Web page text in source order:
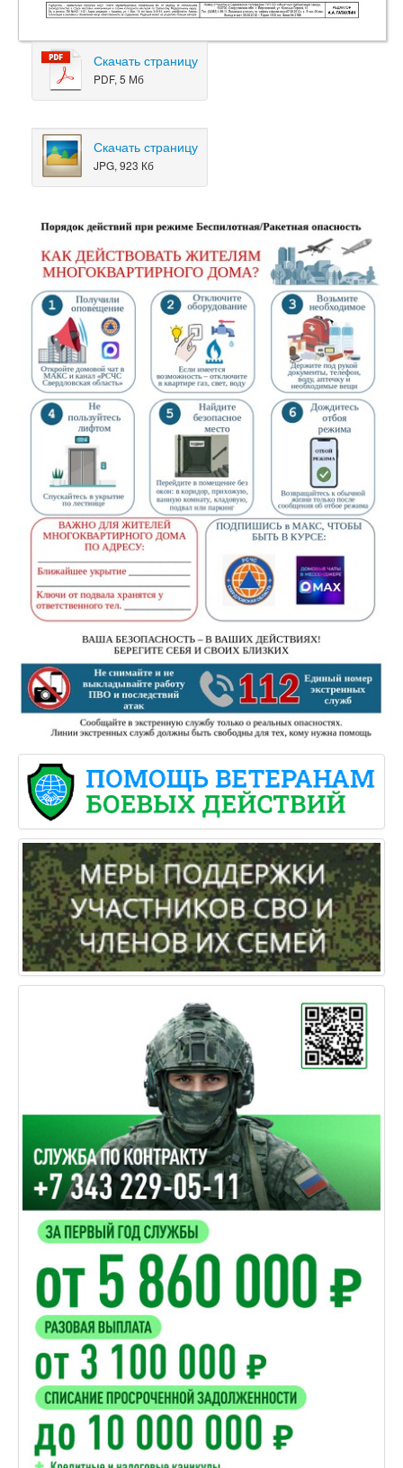
Скачать страницу
PDF, 5 Мб
Скачать страницу
JPG, 923 Кб